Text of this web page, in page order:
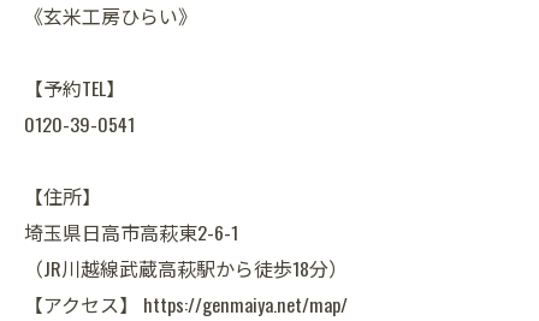
《玄米工房ひらい》
【予約TEL】
0120-39-0541
【住所】
埼玉県日高市高萩東2-6-1
（JR川越線武蔵高萩駅から徒歩18分）
【アクセス】 https://genmaiya.net/map/